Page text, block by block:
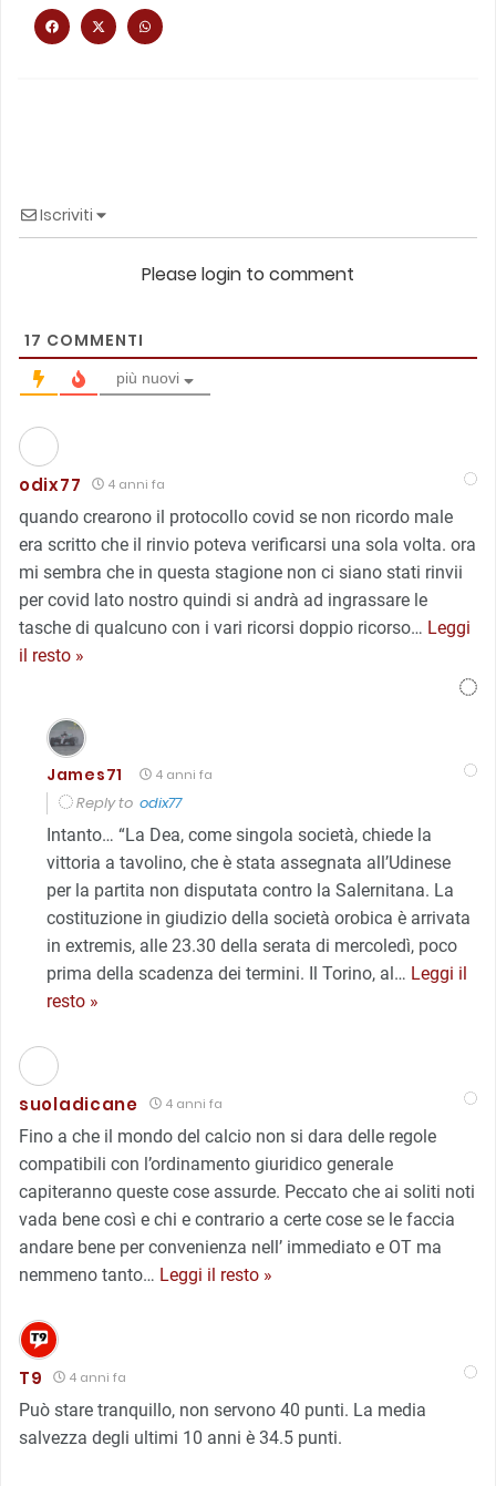
Iscriviti
Please login to comment
17 COMMENTI
più nuovi
odix77 4 anni fa
quando crearono il protocollo covid se non ricordo male
era scritto che il rinvio poteva verificarsi una sola volta. ora
mi sembra che in questa stagione non ci siano stati rinvii
per covid lato nostro quindi si andrà ad ingrassare le
tasche di qualcuno con i vari ricorsi doppio ricorso… Leggi
il resto »
James71 4 anni fa
Reply to odix77
Intanto… “La Dea, come singola società, chiede la
vittoria a tavolino, che è stata assegnata all’Udinese
per la partita non disputata contro la Salernitana. La
costituzione in giudizio della società orobica è arrivata
in extremis, alle 23.30 della serata di mercoledì, poco
prima della scadenza dei termini. Il Torino, al… Leggi il
resto »
suoladicane 4 anni fa
Fino a che il mondo del calcio non si dara delle regole
compatibili con l’ordinamento giuridico generale
capiteranno queste cose assurde. Peccato che ai soliti noti
vada bene così e chi e contrario a certe cose se le faccia
andare bene per convenienza nell’ immediato e OT ma
nemmeno tanto… Leggi il resto »
T9 4 anni fa
Può stare tranquillo, non servono 40 punti. La media
salvezza degli ultimi 10 anni è 34.5 punti.